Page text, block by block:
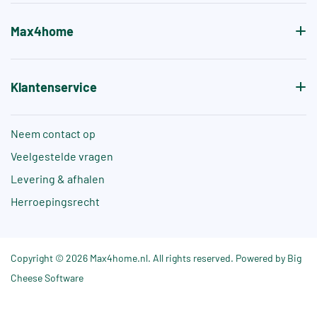
Max4home
Klantenservice
Neem contact op
Veelgestelde vragen
Levering & afhalen
Herroepingsrecht
Copyright © 2026 Max4home.nl. All rights reserved. Powered by Big
Cheese Software